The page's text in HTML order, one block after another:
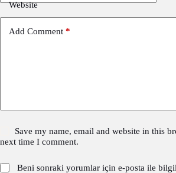
Website
Add Comment *
Save my name, email and website in this
next time I comment.
Beni sonraki yorumlar için e-posta ile